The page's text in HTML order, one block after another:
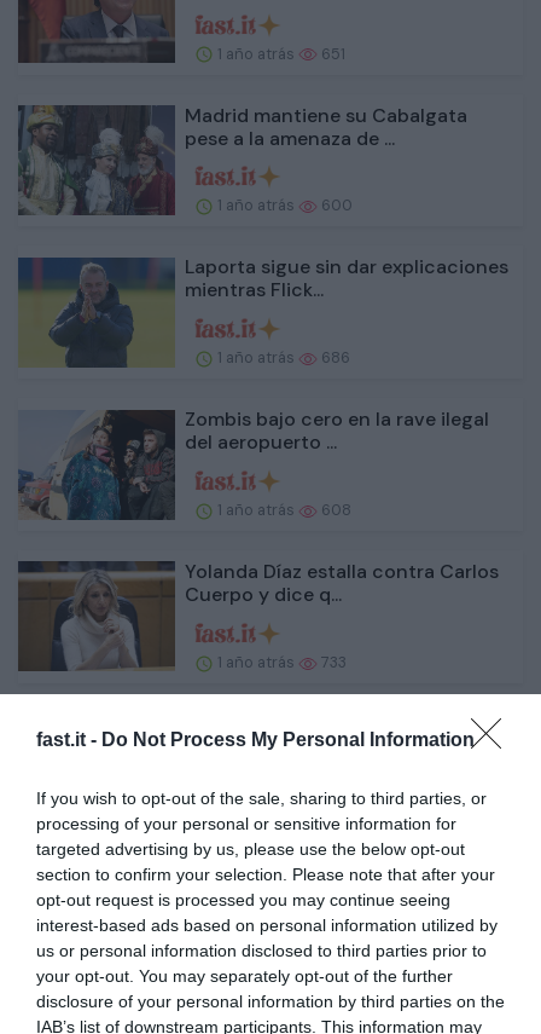
fast.it - Do Not Process My Personal Information
If you wish to opt-out of the sale, sharing to third parties, or
processing of your personal or sensitive information for
targeted advertising by us, please use the below opt-out
section to confirm your selection. Please note that after your
opt-out request is processed you may continue seeing
interest-based ads based on personal information utilized by
us or personal information disclosed to third parties prior to
your opt-out. You may separately opt-out of the further
disclosure of your personal information by third parties on the
IAB’s list of downstream participants. This information may
1 año atrás 651
Madrid mantiene su Cabalgata
pese a la amenaza de ...
1 año atrás 600
Laporta sigue sin dar explicaciones
mientras Flick...
1 año atrás 686
Zombis bajo cero en la rave ilegal
del aeropuerto ...
1 año atrás 608
Yolanda Díaz estalla contra Carlos
Cuerpo y dice q...
1 año atrás 733
preferido de la met...
1 año atrás 662
El Greco y el AVE en Toledo, un
diálogo imprescind...
1 año atrás
Estos son los municipios de